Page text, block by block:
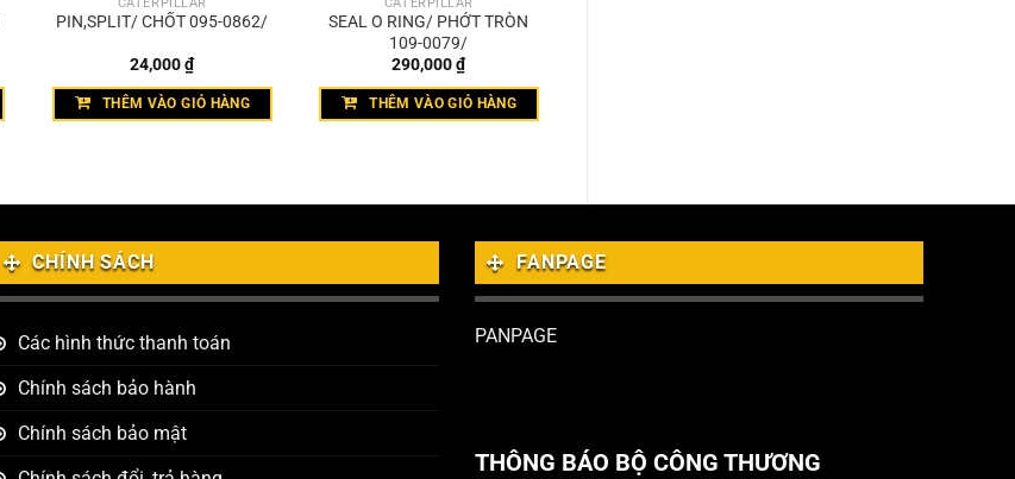
PIN,SPLIT/ CHỐT 095-0862/
24,000₫
THÊM VÀO GIỎ HÀNG
SEAL O RING/ PHỚT TRÒN
109-0079/
290,000₫
THÊM VÀO GIỎ HÀNG
CHÍNH SÁCH
Các hình thức thanh toán
Chính sách bảo hành
Chính sách bảo mật
FANPAGE
PANPAGE
THÔNG BÁO BỘ CÔNG THƯƠNG